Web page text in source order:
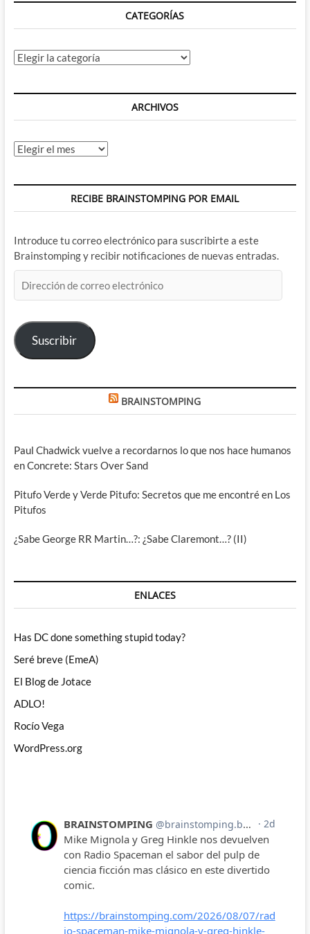
CATEGORÍAS
Categorías
ARCHIVOS
Archivos
RECIBE BRAINSTOMPING POR EMAIL
Introduce tu correo electrónico para suscribirte a este
Brainstomping y recibir notificaciones de nuevas entradas.
de
electrónico
Suscribir
BRAINSTOMPING
Paul Chadwick vuelve a recordarnos lo que nos hace humanos
en Concrete: Stars Over Sand
Pitufo Verde y Verde Pitufo: Secretos que me encontré en Los
Pitufos
¿Sabe George RR Martin…?: ¿Sabe Claremont…? (II)
ENLACES
Has DC done something stupid today?
Seré breve (EmeA)
El Blog de Jotace
ADLO!
Rocío Vega
WordPress.org